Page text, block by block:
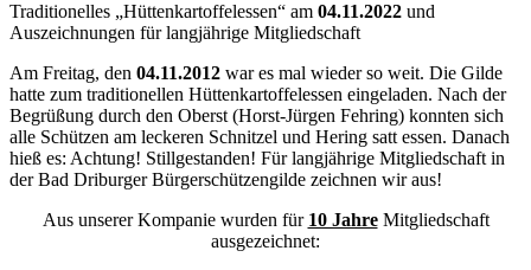
Traditionelles „Hüttenkartoffelessen“ am 04.11.2022 und
Auszeichnungen für langjährige Mitgliedschaft
Am Freitag, den 04.11.2012 war es mal wieder so weit. Die Gilde
hatte zum traditionellen Hüttenkartoffelessen eingeladen. Nach der
Begrüßung durch den Oberst (Horst-Jürgen Fehring) konnten sich
alle Schützen am leckeren Schnitzel und Hering satt essen. Danach
hieß es: Achtung! Stillgestanden! Für langjährige Mitgliedschaft in
der Bad Driburger Bürgerschützengilde zeichnen wir aus!
Aus unserer Kompanie wurden für 10 JahreMitgliedschaft
ausgezeichnet: